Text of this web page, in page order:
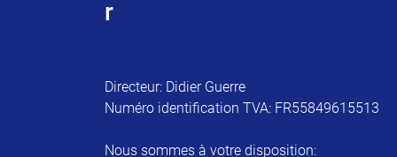
r
Directeur: Didier Guerre
Numéro identification TVA: FR55849615513
Nous sommes à votre disposition: